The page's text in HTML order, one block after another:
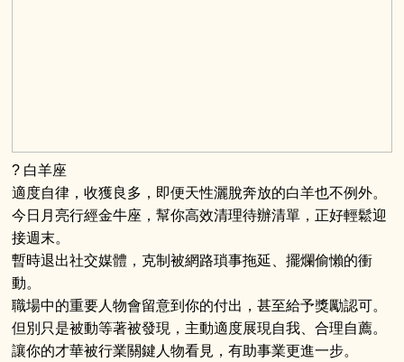
? 白羊座
適度自律，收獲良多，即便天性灑脫奔放的白羊也不例外。
今日月亮行經金牛座，幫你高效清理待辦清單，正好輕鬆迎
接週末。
暫時退出社交媒體，克制被網路瑣事拖延、擺爛偷懶的衝
動。
職場中的重要人物會留意到你的付出，甚至給予獎勵認可。
但別只是被動等著被發現，主動適度展現自我、合理自薦。
讓你的才華被行業關鍵人物看見，有助事業更進一步。